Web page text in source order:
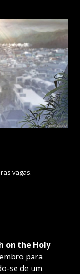
vagas.
on the Holy
para
se de um